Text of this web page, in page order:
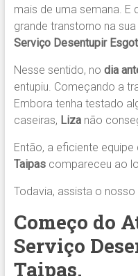
mais de uma semana. E
grande transtorno na
Serviço Desentupir
Nesse sentido, no dia
entupiu. Começando a
Embora tenha testado
caseiras, Lizanão
Então, a eficiente equipe
Taipascompareceu ao
Todavia, assista o nosso
Começo do
Serviço
Taipas.